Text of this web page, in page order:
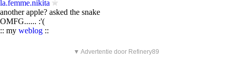
la.femme.nikita
another apple? asked the snake
OMFG...... :'(
:: my weblog ::
▼ Advertentie door Refinery89